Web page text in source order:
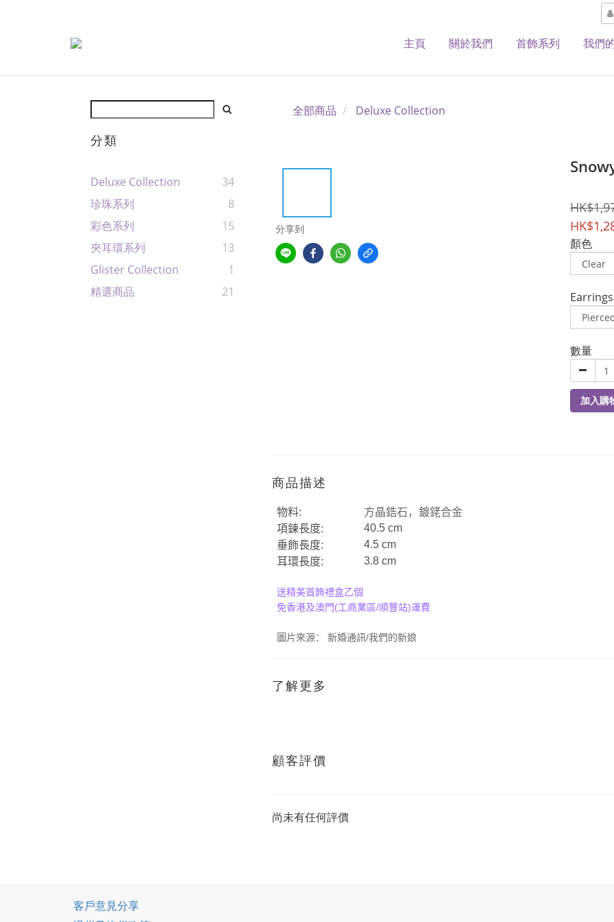
主頁 關於我們 首飾系列 我們
分類
Deluxe Collection
34
珍珠系列
8
彩色系列
15
夾耳環系列
13
Glister Collection
1
精選商品
21
全部商品 Deluxe Collection
分享到
顏色
Earrings
數量
加入購
商品描述
物料: 方晶鋯石，鍍銠合金
項鍊長度:
40.5 cm
垂飾長度:
4.5 cm
耳環長度: 3.8 cm
送精美首飾禮盒乙個
免香港及澳門 (工商業區/順豐站)運費
圖片來源： 新婚通訊/我們的新娘
了解更多
顧客評價
尚未有任何評價
客戶意見分享